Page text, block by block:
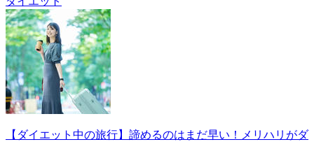
【ダイエット中の旅行】諦めるのはまだ早い！メリハリがダ